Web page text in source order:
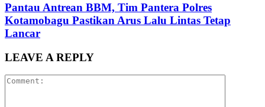
Pantau Antrean BBM, Tim Pantera Polres
Kotamobagu Pastikan Arus Lalu Lintas Tetap
Lancar
LEAVE A REPLY